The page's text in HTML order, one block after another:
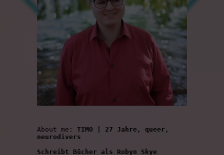
About me: TIMO | 27 Jahre, queer,
neurodivers
Schreibt Bücher als Robyn Skye